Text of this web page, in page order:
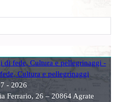
- 2026
Ferrario, 26 – 20864 Agrate